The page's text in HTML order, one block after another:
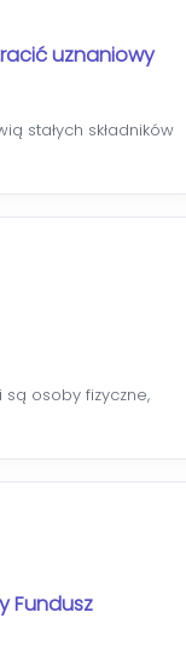
uznaniowy
stałych składników
osoby fizyczne,
Fundusz